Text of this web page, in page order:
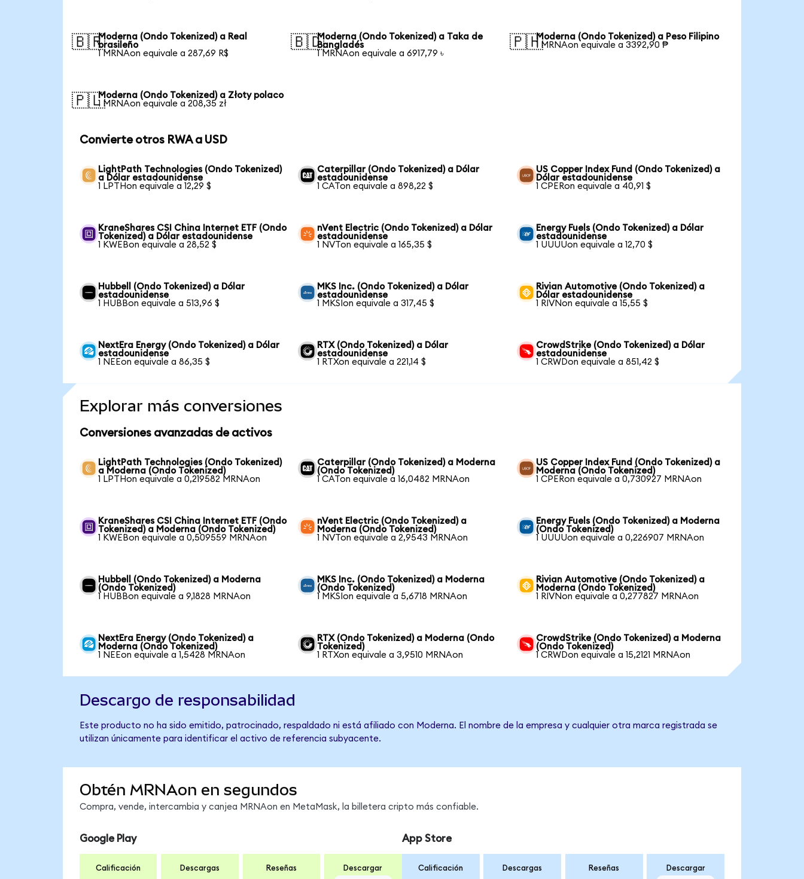
🇧🇷Moderna (Ondo Tokenized) a Real
brasileño
1 MRNAon equivale a 287,69 R$
🇧🇩Moderna (Ondo Tokenized) a Taka de
Bangladés
1 MRNAon equivale a 6917,79 ৳
🇵🇭Moderna (Ondo Tokenized) a Peso Filipino
1 MRNAon equivale a 3392,90 ₱
🇵🇱Moderna (Ondo Tokenized) a Złoty polaco
1 MRNAon equivale a 208,35 zł
Convierte otros RWA a USD
LightPath Technologies (Ondo Tokenized)
a Dólar estadounidense
1 LPTHon equivale a 12,29 $
Caterpillar (Ondo Tokenized) a Dólar
estadounidense
1 CATon equivale a 898,22 $
US Copper Index Fund (Ondo Tokenized) a
Dólar estadounidense
1 CPERon equivale a 40,91 $
KraneShares CSI China Internet ETF (Ondo
Tokenized) a Dólar estadounidense
1 KWEBon equivale a 28,52 $
nVent Electric (Ondo Tokenized) a Dólar
estadounidense
1 NVTon equivale a 165,35 $
Energy Fuels (Ondo Tokenized) a Dólar
estadounidense
1 UUUUon equivale a 12,70 $
Hubbell (Ondo Tokenized) a Dólar
estadounidense
1 HUBBon equivale a 513,96 $
MKS Inc. (Ondo Tokenized) a Dólar
estadounidense
1 MKSIon equivale a 317,45 $
Rivian Automotive (Ondo Tokenized) a
Dólar estadounidense
1 RIVNon equivale a 15,55 $
NextEra Energy (Ondo Tokenized) a Dólar
estadounidense
1 NEEon equivale a 86,35 $
RTX (Ondo Tokenized) a Dólar
estadounidense
1 RTXon equivale a 221,14 $
CrowdStrike (Ondo Tokenized) a Dólar
estadounidense
1 CRWDon equivale a 851,42 $
Explorar más conversiones
Conversiones avanzadas de activos
LightPath Technologies (Ondo Tokenized)
a Moderna (Ondo Tokenized)
1 LPTHon equivale a 0,219582 MRNAon
Caterpillar (Ondo Tokenized) a Moderna
(Ondo Tokenized)
1 CATon equivale a 16,0482 MRNAon
US Copper Index Fund (Ondo Tokenized) a
Moderna (Ondo Tokenized)
1 CPERon equivale a 0,730927 MRNAon
KraneShares CSI China Internet ETF (Ondo
Tokenized) a Moderna (Ondo Tokenized)
1 KWEBon equivale a 0,509559 MRNAon
nVent Electric (Ondo Tokenized) a
Moderna (Ondo Tokenized)
1 NVTon equivale a 2,9543 MRNAon
Energy Fuels (Ondo Tokenized) a Moderna
(Ondo Tokenized)
1 UUUUon equivale a 0,226907 MRNAon
Hubbell (Ondo Tokenized) a Moderna
(Ondo Tokenized)
1 HUBBon equivale a 9,1828 MRNAon
MKS Inc. (Ondo Tokenized) a Moderna
(Ondo Tokenized)
1 MKSIon equivale a 5,6718 MRNAon
Rivian Automotive (Ondo Tokenized) a
Moderna (Ondo Tokenized)
1 RIVNon equivale a 0,277827 MRNAon
NextEra Energy (Ondo Tokenized) a
Moderna (Ondo Tokenized)
1 NEEon equivale a 1,5428 MRNAon
RTX (Ondo Tokenized) a Moderna (Ondo
Tokenized)
1 RTXon equivale a 3,9510 MRNAon
CrowdStrike (Ondo Tokenized) a Moderna
(Ondo Tokenized)
1 CRWDon equivale a 15,2121 MRNAon
Descargo de responsabilidad
Este producto no ha sido emitido, patrocinado, respaldado ni está afiliado con Moderna. El nombre de la empresa y cualquier otra marca registrada se
utilizan únicamente para identificar el activo de referencia subyacente.
Obtén MRNAon en segundos
Compra, vende, intercambia y canjea MRNAon en MetaMask, la billetera cripto más confiable.
Google Play
Calificación Descargas Reseñas Descargar
App Store
Calificación Descargas Reseñas Descargar